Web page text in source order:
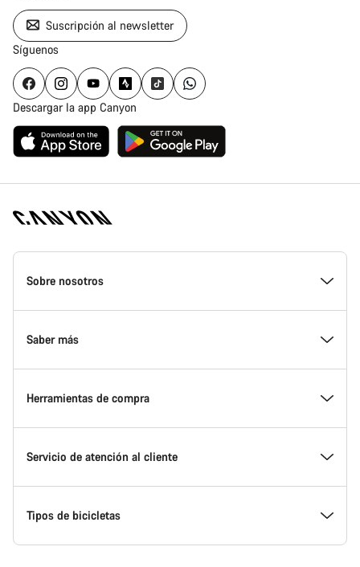
Suscripción al newsletter
Síguenos
Descargar la app Canyon
Canyon
Homepage
Sobre nosotros
Conoce Canyon
Innovación en Canyon
Canyon Factory Racing
Premios
Saber más
Eventos
Encuentra un punto de servicio Canyon
Equipos, deportistas y ciclistas
Herramientas de compra
Encuentra tu bicicleta
Bicicletas disponibles
Servicio de atención al cliente
Centro de ayuda
Tipos de bicicletas